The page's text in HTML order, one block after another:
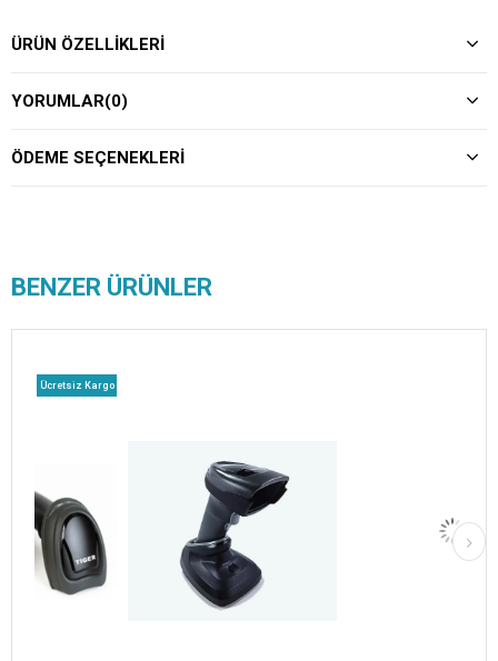
ÜRÜN ÖZELLIKLERI
YORUMLAR(0)
ÖDEME SEÇENEKLERI
BENZER ÜRÜNLER
Kargo